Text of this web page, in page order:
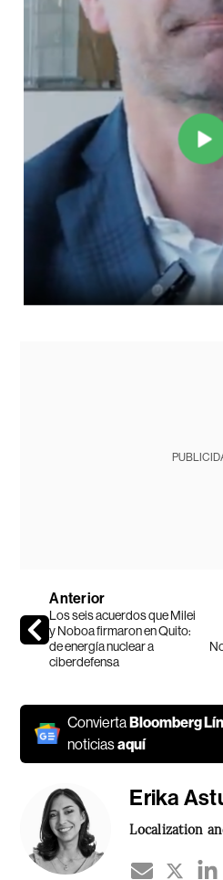
Anterior
Los seis acuerdos que Milei
y Noboa firmaron en Quito:
de energía nuclear a
ciberdefensa
ConviertaBloomberg
noticiasaquí
Erika
Localization